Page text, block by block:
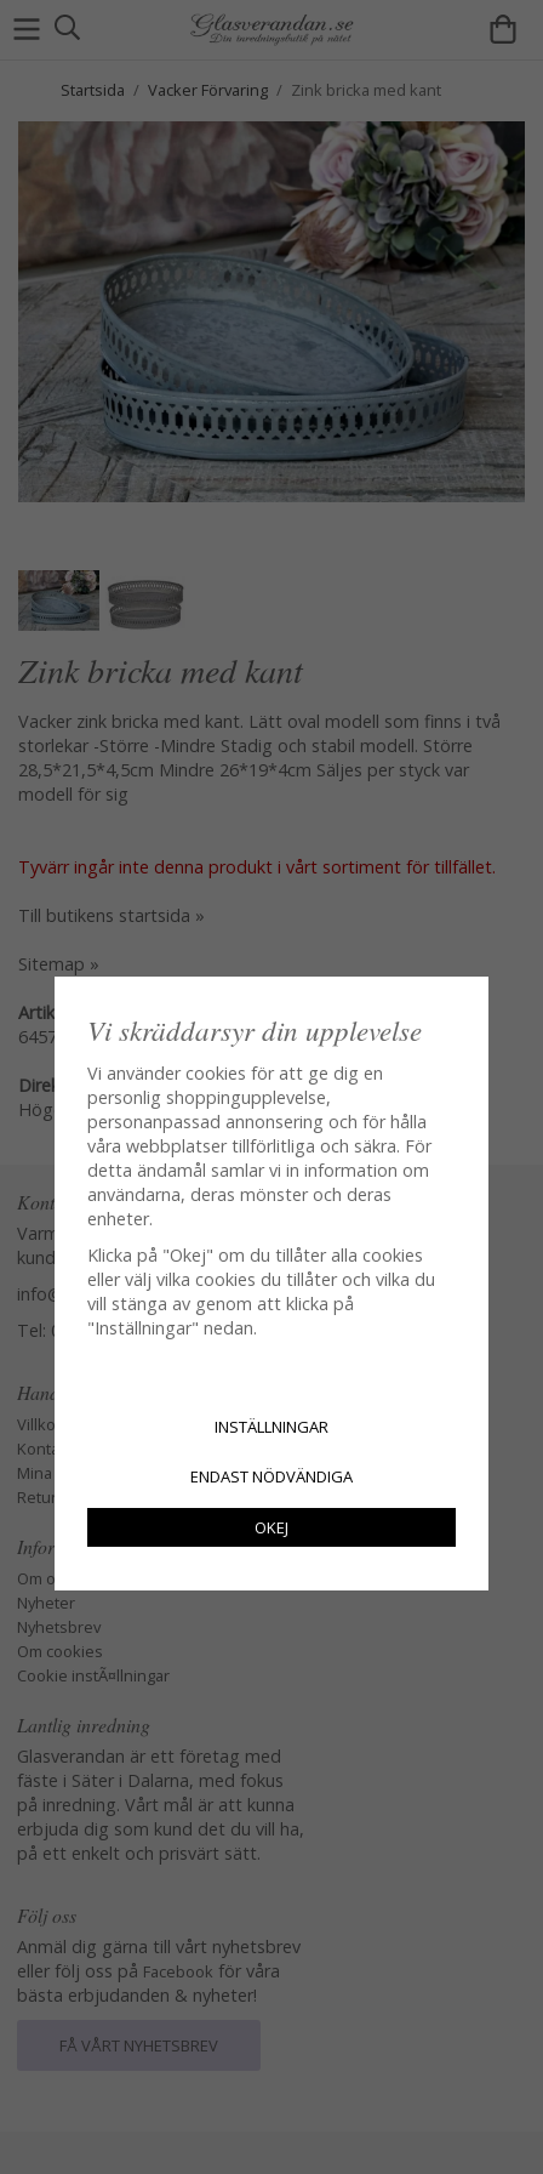
Startsida / Vacker Förvaring / Zink bricka med kant
Zink bricka med kant
Vacker zink bricka med kant. Lätt oval modell som finns i två
storlekar -Större -Mindre Stadig och stabil modell. Större
28,5*21,5*4,5cm Mindre 26*19*4cm Säljes per styck var
modell för sig
Tyvärr ingår inte denna produkt i vårt sortiment för tillfället.
Till butikens startsida »
Sitemap »
Artikelnummer:
64571-00-M
Direktlänk:
Högerklicka och kopiera adressen
Kontakta oss
Varmt välkommen att kontakta vår
kundtjänst.
info@glasverandan.se
Tel: 079-3495968
Handla
Villkor
Kontakta oss
Mina favoriter
Retur och Reklamation
Information
Om oss
Nyheter
Nyhetsbrev
Om cookies
Cookie instÃ¤llningar
Lantlig inredning
Glasverandan är ett företag med
fäste i Säter i Dalarna, med fokus
på inredning. Vårt mål är att kunna
erbjuda dig som kund det du vill ha,
på ett enkelt och prisvärt sätt.
Följ oss
Anmäl dig gärna till vårt nyhetsbrev
eller följ oss på Facebook för våra
bästa erbjudanden & nyheter!
FÅ VÅRT NYHETSBREV
Vi skräddarsyr din upplevelse
Vi använder cookies för att ge dig en
personlig shoppingupplevelse,
personanpassad annonsering och för hålla
våra webbplatser tillförlitliga och säkra. För
detta ändamål samlar vi in information om
användarna, deras mönster och deras
enheter.
Klicka på "Okej" om du tillåter alla cookies
eller välj vilka cookies du tillåter och vilka du
vill stänga av genom att klicka på
"Inställningar" nedan.
INSTÄLLNINGAR
ENDAST NÖDVÄNDIGA
OKEJ